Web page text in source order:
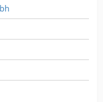
воды,
пола.